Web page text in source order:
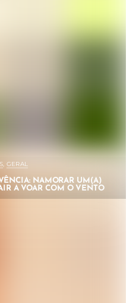
, GERAL
NAMORAR UM(A)
A VOAR COM O VENTO